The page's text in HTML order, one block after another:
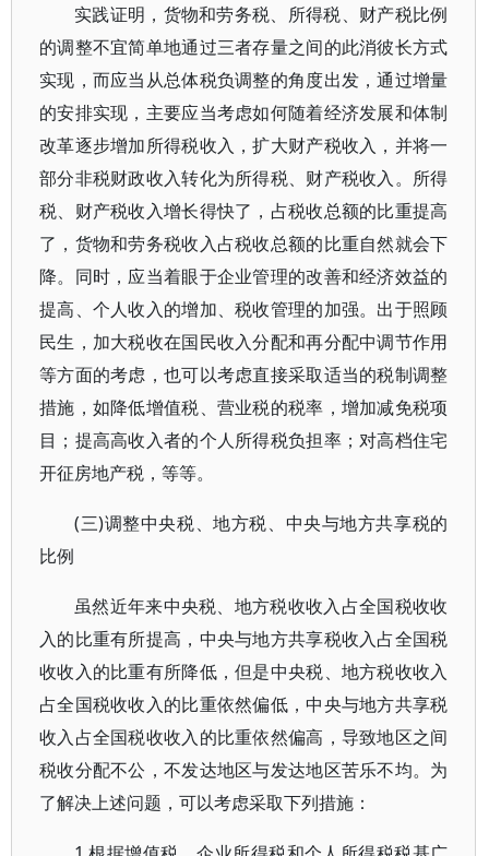
实践证明，货物和劳务税、所得税、财产税比例
的调整不宜简单地通过三者存量之间的此消彼长方式
实现，而应当从总体税负调整的角度出发，通过增量
的安排实现，主要应当考虑如何随着经济发展和体制
改革逐步增加所得税收入，扩大财产税收入，并将一
部分非税财政收入转化为所得税、财产税收入。所得
税、财产税收入增长得快了，占税收总额的比重提高
了，货物和劳务税收入占税收总额的比重自然就会下
降。同时，应当着眼于企业管理的改善和经济效益的
提高、个人收入的增加、税收管理的加强。出于照顾
民生，加大税收在国民收入分配和再分配中调节作用
等方面的考虑，也可以考虑直接采取适当的税制调整
措施，如降低增值税、营业税的税率，增加减免税项
目；提高高收入者的个人所得税负担率；对高档住宅
开征房地产税，等等。
(三)调整中央税、地方税、中央与地方共享税的
比例
虽然近年来中央税、地方税收收入占全国税收收
入的比重有所提高，中央与地方共享税收入占全国税
收收入的比重有所降低，但是中央税、地方税收收入
占全国税收收入的比重依然偏低，中央与地方共享税
收入占全国税收收入的比重依然偏高，导致地区之间
税收分配不公，不发达地区与发达地区苦乐不均。为
了解决上述问题，可以考虑采取下列措施：